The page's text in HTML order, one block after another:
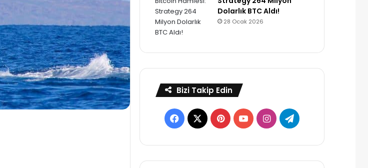
Dolarlık BTC Aldı!
28 Ocak 2026
Bizi Takip Edin
Facebook
X PinterestYouTubeInstagramTelegram